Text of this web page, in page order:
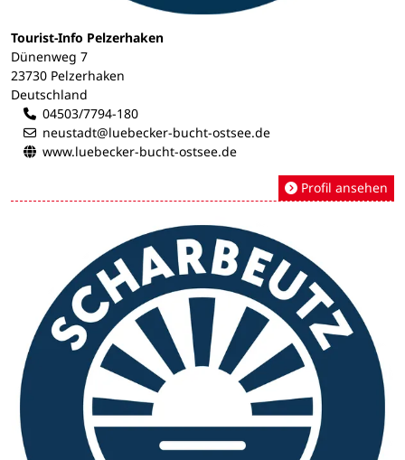
Tourist-Info Pelzerhaken
Dünenweg 7
23730 Pelzerhaken
Deutschland
04503/7794-180
neustadt@luebecker-bucht-ostsee.de
www.luebecker-bucht-ostsee.de
Profil ansehen